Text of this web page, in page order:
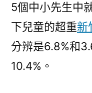
5個中小先生中
下兒童的超重新
分辨是6.8%和
10.4%。